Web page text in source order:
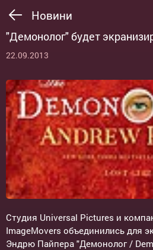
Новини
"Демонолог" будет
22.09.2013
Студия Universal Pictures и
ImageMovers объединились для
Эндрю Пайпера "Демонолог /